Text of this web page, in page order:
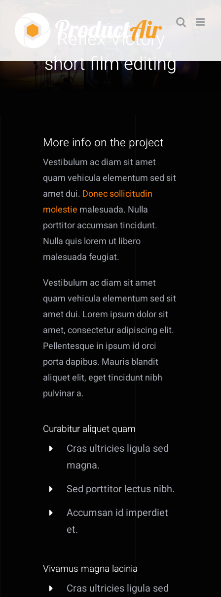
contenu
Reflex Victory
short film editing
More info on the project
Vestibulum ac diam sit amet
quam vehicula elementum sed sit
amet dui. Donec sollicitudin
molestie malesuada. Nulla
porttitor accumsan tincidunt.
Nulla quis lorem ut libero
malesuada feugiat.
Vestibulum ac diam sit amet
quam vehicula elementum sed sit
amet dui. Lorem ipsum dolor sit
amet, consectetur adipiscing elit.
Pellentesque in ipsum id orci
porta dapibus. Mauris blandit
aliquet elit, eget tincidunt nibh
pulvinar a.
Curabitur aliquet quam
Cras ultricies ligula sed
magna.
Sed porttitor lectus nibh.
Accumsan id imperdiet
et.
Vivamus magna lacinia
Cras ultricies ligula sed